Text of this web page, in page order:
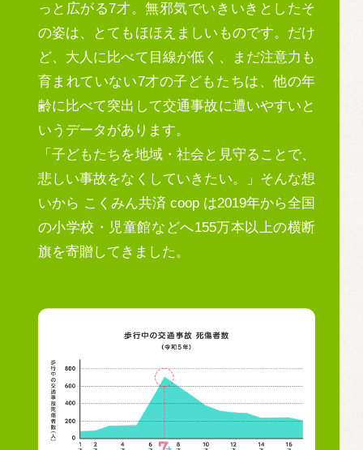
っと広がる7才。無邪気でいきいきとしたそ
の姿は、とてもほほえましいものです。だけ
ど、⼤⼈に⽐べて⽬線が低く、まだ注意⼒も
育まれていない7才の⼦どもたちは、他の年
齢に⽐べて突出して交通事故に遭いやすいと
いうデータがあります。
「⼦どもたちを地域・社会と⾒守ることで、
悲しい事故をなくしていきたい。」そんな想
いから こくみん共済 coop は2019年から全国
の⼩学校・児童館などへ155万本以上の横断
旗を寄贈してきました。